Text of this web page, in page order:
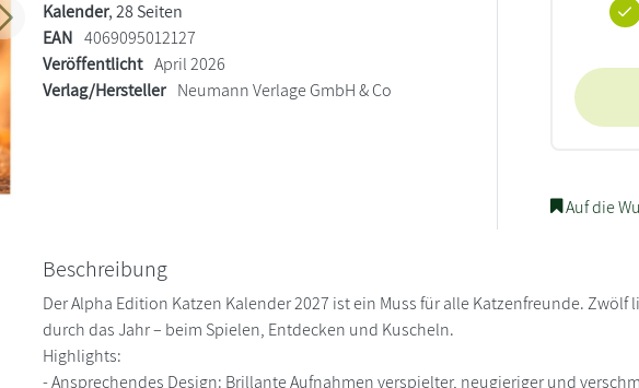
Weiter
Kalender, 28 Seiten
EAN 4069095012127
Veröffentlicht April 2026
Verlag/Hersteller Neumann Verlage GmbH & Co
Auf die
Beschreibung
Der Alpha Edition Katzen Kalender 2027 ist ein Muss für alle Katzenfreunde.
durch das Jahr – beim Spielen, Entdecken und Kuscheln.
Highlights:
- Ansprechendes Design: Brillante Aufnahmen verspielter, neugieriger und